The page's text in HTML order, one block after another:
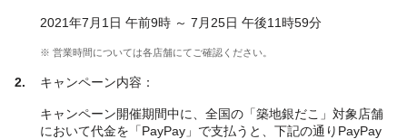
2021年7月1日 午前9時 ～ 7月25日 午後11時59分
※ 営業時間については各店舗にてご確認ください。
キャンペーン内容：
キャンペーン開催期間中に、全国の「築地銀だこ」対象店舗
において代金を「PayPay」で支払うと、下記の通りPayPay